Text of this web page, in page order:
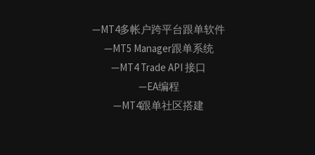
—MT4多帐户跨平台跟单软件
—MT5 Manager跟单系统
—MT4 Trade API 接口
—EA编程
—MT4跟单社区搭建